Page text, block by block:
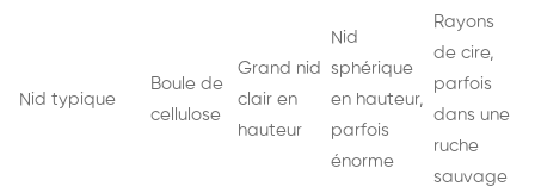
Nid typique
Boule de
cellulose
Grand nid
clair en
hauteur
Nid
sphérique
en hauteur,
parfois
énorme
Rayons
de cire,
parfois
dans une
ruche
sauvage